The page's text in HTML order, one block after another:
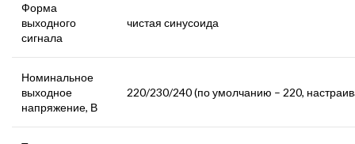
Форма
выходного
сигнала
чистая синусоида
Номинальное
выходное
напряжение, В
220/230/240 (по умолчанию – 220,